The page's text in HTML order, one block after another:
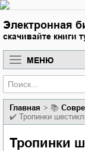
Электронная
скачивайте книги
МЕНЮ
Главная 📚
✔️ Тропинки
Тропинки